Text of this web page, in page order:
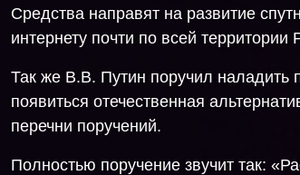
Средства направят на развитие
интернету почти по всей территории
Так же В.В. Путин поручил наладить
появиться отечественная
перечни поручений.
Полностью поручение звучит так: